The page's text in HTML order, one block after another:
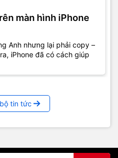
màn hình iPhone
Anh nhưng lại phải copy –
iPhone đã có cách giúp
tin tức